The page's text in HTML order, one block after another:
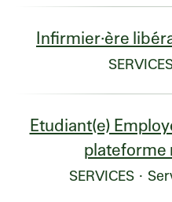
Infirmier·ère
Etudiant(e)
plateforme
SERVICES ·